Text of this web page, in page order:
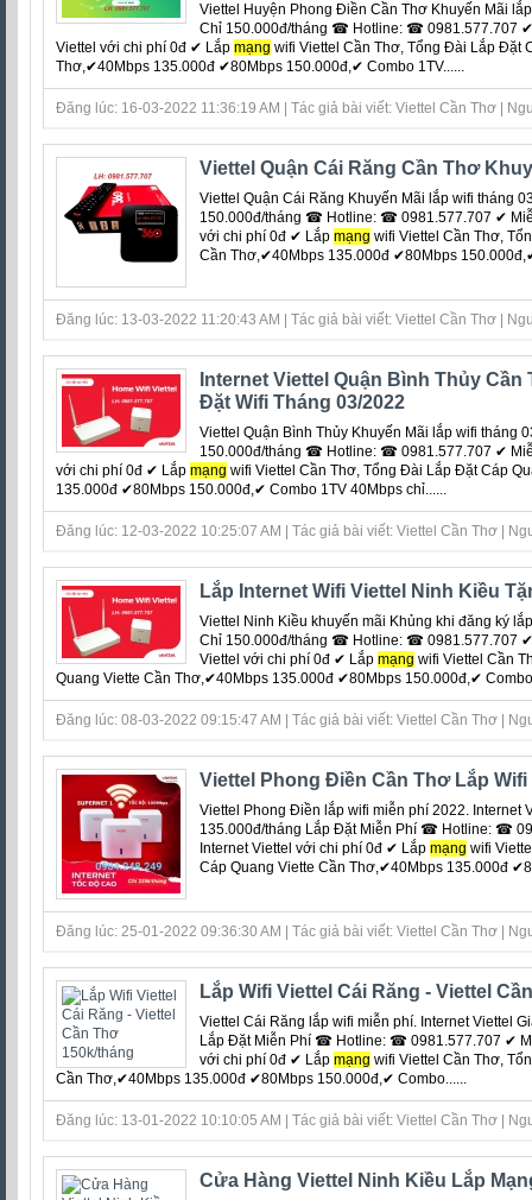
Viettel Huyện Phong Điền Cần Thơ Khuyến Mãi
Chỉ 150.000đ/tháng ☎ Hotline: ☎ 0981.577.707 ✔
Viettel với chi phí 0đ ‎✔ Lắp mạng wifi Viettel Cần Thơ, Tổng Đài Lắp Đặt
Thơ,✔40Mbps 135.000đ ✔80Mbps 150.000đ,✔ Combo 1TV......
Đăng lúc: 16-03-2022 11:36:19 AM | Tác giả bài viết: Viettel Cần Thơ |
Viettel Quận Cái Răng Cần Thơ
Viettel Quận Cái Răng Khuyến Mãi lắp wifi tháng
150.000đ/tháng ☎ Hotline: ☎ 0981.577.707 ✔
với chi phí 0đ ‎✔ Lắp mạng wifi Viettel Cần Thơ,
Cần Thơ,✔40Mbps 135.000đ ✔80Mbps
Đăng lúc: 13-03-2022 11:20:43 AM | Tác giả bài viết: Viettel Cần Thơ |
Internet Viettel Quận Bình Thủy
Đặt Wifi Tháng 03/2022
Viettel Quận Bình Thủy Khuyến Mãi lắp wifi tháng
150.000đ/tháng ☎ Hotline: ☎ 0981.577.707 ✔
với chi phí 0đ ‎✔ Lắp mạng wifi Viettel Cần Thơ, Tổng Đài Lắp Đặt Cáp
135.000đ ✔80Mbps 150.000đ,✔ Combo 1TV 40Mbps chỉ......
Đăng lúc: 12-03-2022 10:25:07 AM | Tác giả bài viết: Viettel Cần Thơ |
Lắp Internet Wifi Viettel Ninh Kiều
Viettel Ninh Kiều khuyến mãi Khủng khi đăng ký
Chỉ 150.000đ/tháng ☎ Hotline: ☎ 0981.577.707 ✔
Viettel với chi phí 0đ ‎✔ Lắp mạng wifi Viettel Cần
Quang Viette Cần Thơ,✔40Mbps 135.000đ ✔80Mbps 150.000đ,✔ Combo
Đăng lúc: 08-03-2022 09:15:47 AM | Tác giả bài viết: Viettel Cần Thơ |
Viettel Phong Điền Cần Thơ Lắp
Viettel Phong Điền lắp wifi miễn phí 2022. Internet
135.000đ/tháng Lắp Đặt Miễn Phí ☎ Hotline: ☎
Internet Viettel với chi phí 0đ ‎✔ Lắp mạng wifi
Cáp Quang Viette Cần Thơ,✔40Mbps 135.000đ
Đăng lúc: 25-01-2022 09:36:30 AM | Tác giả bài viết: Viettel Cần Thơ |
Lắp Wifi Viettel Cái Răng - Viettel
Viettel Cái Răng lắp wifi miễn phí. Internet Viettel
Lắp Đặt Miễn Phí ☎ Hotline: ☎ 0981.577.707 ✔
với chi phí 0đ ‎✔ Lắp mạng wifi Viettel Cần Thơ,
Cần Thơ,✔40Mbps 135.000đ ✔80Mbps 150.000đ,✔ Combo......
Đăng lúc: 13-01-2022 10:10:05 AM | Tác giả bài viết: Viettel Cần Thơ |
Cửa Hàng Viettel Ninh Kiều Lắp